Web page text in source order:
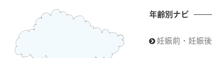
年齢別ナビ
妊娠前・妊娠後